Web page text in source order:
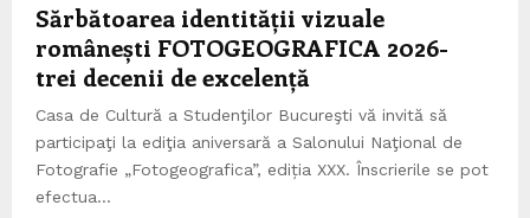
Sărbătoarea identității vizuale
românești FOTOGEOGRAFICA 2026-
trei decenii de excelență
Casa de Cultură a Studenţilor Bucureşti vă invită să
participaţi la ediţia aniversară a Salonului Naţional de
Fotografie „Fotogeografica”, ediția XXX. Înscrierile se pot
efectua...